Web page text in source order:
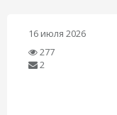
16 июля 2026
277
2